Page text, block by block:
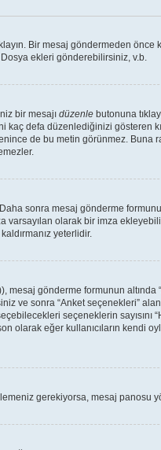
Bir mesaj göndermeden önce
ekleri gönderebilirsiniz, v.b.
bir mesajı düzenle butonuna
kaç defa düzenlediğinizi gösteren
de bu metin görünmez. Buna
sonra mesaj gönderme
varsayılan olarak bir imza
yeterlidir.
mesaj gönderme formunun altında
ve sonra “Anket seçenekleri”
seçeneklerin sayısını
olarak eğer kullanıcıların kendi
gerekiyorsa, mesaj panosu